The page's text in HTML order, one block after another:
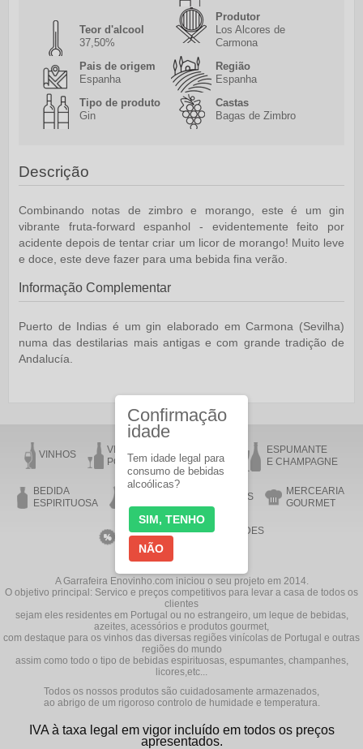
Teor d'alcool
37,50%
Produtor
Los Alcores de
Carmona
Pais de origem
Espanha
Região
Espanha
Tipo de produto
Gin
Castas
Bagas de Zimbro
Descrição
Combinando notas de zimbro e morango, este é um gin
vibrante fruta-forward espanhol - evidentemente feito por
acidente depois de tentar criar um licor de morango! Muito leve
e doce, este deve fazer para uma bebida fina verão.
Informação Complementar
Puerto de Indias é um gin elaborado em Carmona (Sevilha)
numa das destilarias mais antigas e com grande tradição de
Andalucía.
VINHOS
VINHO DO
PORTO
MADEIRA
ESPUMANTE
E CHAMPAGNE
BEDIDA
ESPIRITUOSA
ACESSÓRIOS
MERCEARIA
GOURMET
VINHOS EM
PROMOÇÃO
NOVIDADES
A Garrafeira Enovinho.com iniciou o seu projeto em 2014.
O objetivo principal: Servico e preços competitivos para levar a casa de todos os
clientes
sejam eles residentes em Portugal ou no estrangeiro, um leque de bebidas,
azeites, acessórios e produtos gourmet,
com destaque para os vinhos das diversas regiões vinícolas de Portugal e outras
regiões do mundo
assim como todo o tipo de bebidas espirituosas, espumantes, champanhes,
licores,etc...
Todos os nossos produtos são cuidadosamente armazenados,
ao abrigo de um rigoroso controlo de humidade e temperatura.
IVA à taxa legal em vigor incluído em todos os preços
apresentados.
Confirmação
idade
Tem idade legal para
consumo de bebidas
alcoólicas?
SIM, TENHO
NÃO